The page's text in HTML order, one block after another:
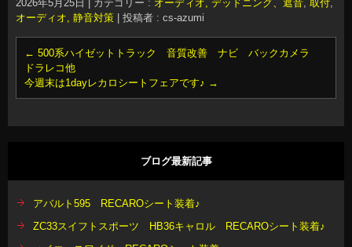
2026年5月25日 カテゴリー : オーディオ, デッドニング、遮音, 取付,
オーディオ, 静音対策
投稿者 : cs-azumi
← 500系ハイゼットトラック 音質改善 ナビ バックカメラ
ドラレコ他
今週末は1dayレカロシートフェアです♪ →
ブログ最新記事
アバルト595 RECAROシート装着♪
ZC33スイフトスポーツ HB36キャロル RECAROシート装着♪